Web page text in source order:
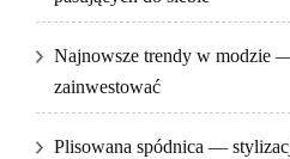
Najnowsze trendy w modzie
zainwestować
Plisowana spódnica —